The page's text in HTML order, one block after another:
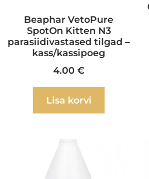
Beaphar VetoPure
SpotOn Kitten N3
parasiidivastased tilgad –
kass/kassipoeg
4.00 €
Lisa korvi